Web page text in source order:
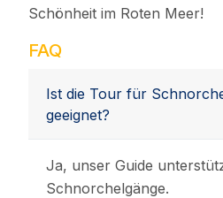
Schönheit im Roten Meer!
FAQ
Ist die Tour für
geeignet?
Ja, unser Guide
Schnorchelgänge.